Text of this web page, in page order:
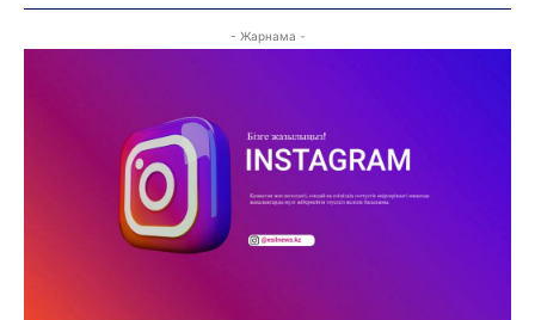
- Жарнама -